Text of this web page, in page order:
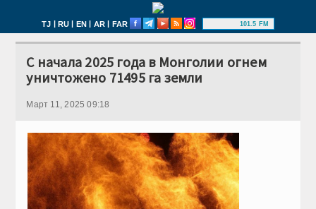
TJ | RU | EN | AR | FAR 101.5 FM
С начала 2025 года в Монголии огнем
уничтожено 71495 га земли
Март 11, 2025 09:18